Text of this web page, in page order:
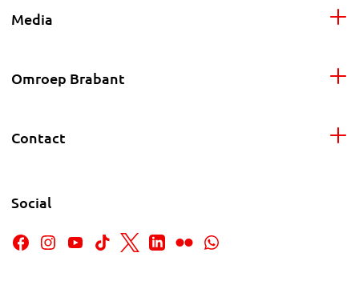
Media
Omroep Brabant
Contact
Social